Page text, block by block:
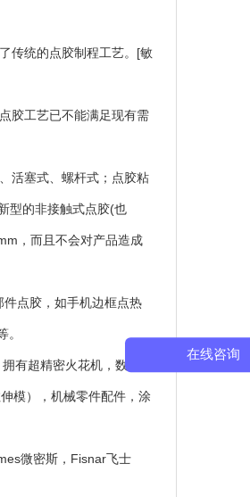
传统的点胶制程工艺。[敏
胶工艺已不能满足现有需
活塞式、螺杆式；点胶粘
型的非接触式点胶(也
，而且不会对产品造成
点胶，如手机边框点热
有超精密火花机，数控段
模），机械零件配件，涂
微密斯，Fisnar飞士
在线咨询